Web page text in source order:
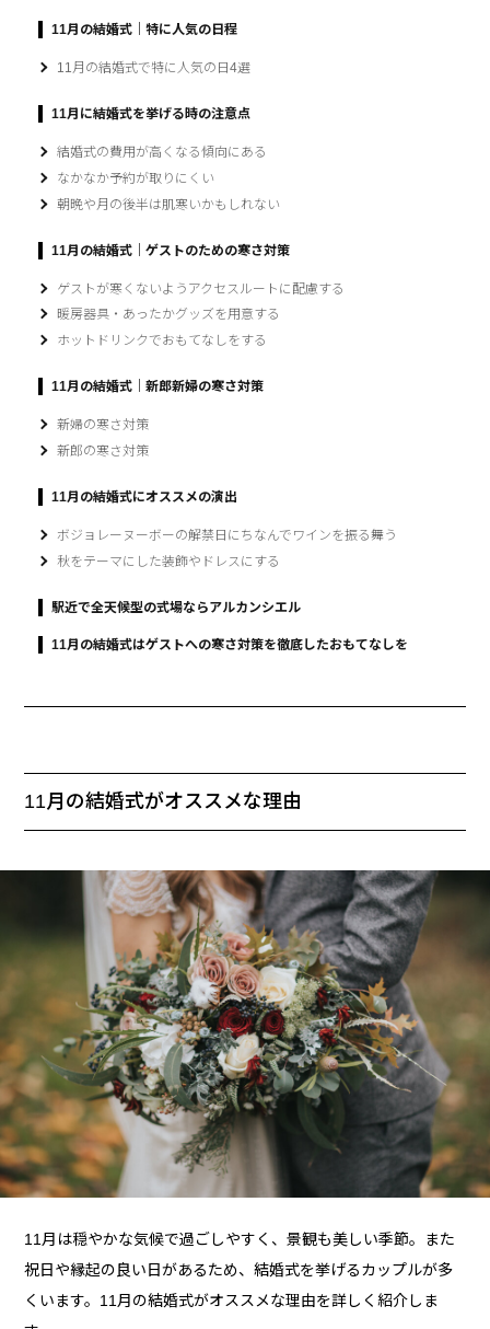
11月の結婚式｜特に人気の日程
11月の結婚式で特に人気の日4選
11月に結婚式を挙げる時の注意点
結婚式の費用が高くなる傾向にある
なかなか予約が取りにくい
朝晩や月の後半は肌寒いかもしれない
11月の結婚式｜ゲストのための寒さ対策
ゲストが寒くないようアクセスルートに配慮する
暖房器具・あったかグッズを用意する
ホットドリンクでおもてなしをする
11月の結婚式｜新郎新婦の寒さ対策
新婦の寒さ対策
新郎の寒さ対策
11月の結婚式にオススメの演出
ボジョレーヌーボーの解禁日にちなんでワインを振る舞う
秋をテーマにした装飾やドレスにする
駅近で全天候型の式場ならアルカンシエル
11月の結婚式はゲストへの寒さ対策を徹底したおもてなしを
11月の結婚式がオススメな理由
11月は穏やかな気候で過ごしやすく、景観も美しい季節。また
祝日や縁起の良い日があるため、結婚式を挙げるカップルが多
くいます。11月の結婚式がオススメな理由を詳しく紹介しま